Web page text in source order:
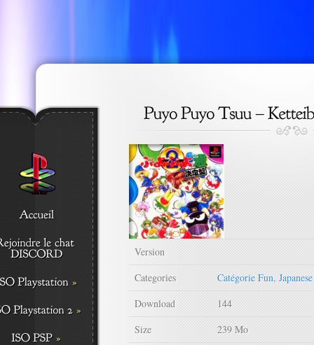
Version
Categories
Catégorie Fun,
Download
144
Size
239 Mo